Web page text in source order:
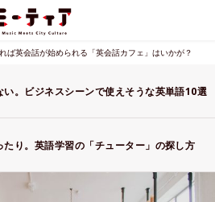
ば英会話が始められる「英会話カフェ」はいかが？
い。ビジネスシーンで使えそうな英単語10選
り。英語学習の「チューター」の探し方